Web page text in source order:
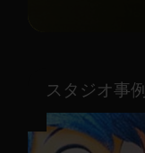
スタジオ事例